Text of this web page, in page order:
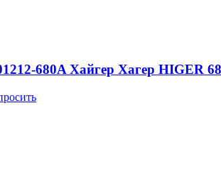
680A Хайгер Хагер HIGER